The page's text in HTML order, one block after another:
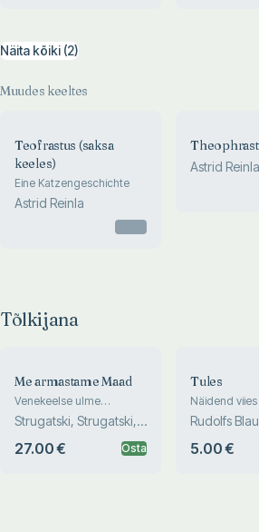
Näita kõiki (2)
Muudes keeltes
Teofrastus (saksa
keeles)
Eine Katzengeschichte
Astrid Reinla
Astrid Reinla
Tõlkijana
Me armastame Maad
Venekeelse ulme
antoloogia
Strugatski, Strugatski,
27.00 € Osta
Tules
Näidend
Rudolfs
5.00 €